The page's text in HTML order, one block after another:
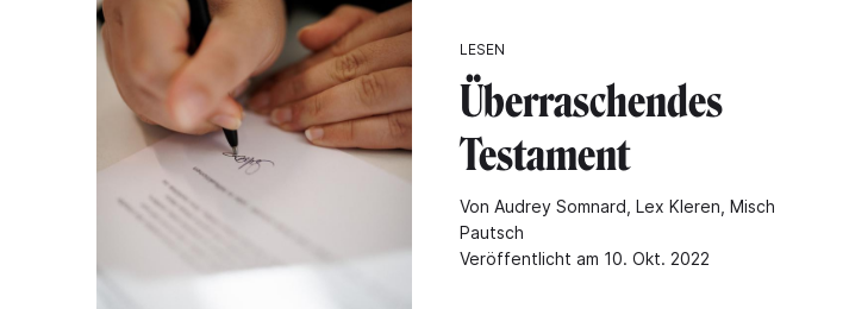
LESEN
Überraschendes
Testament
Von Audrey Somnard, Lex Kleren, Misch
Pautsch
Veröffentlicht am 10. Okt. 2022